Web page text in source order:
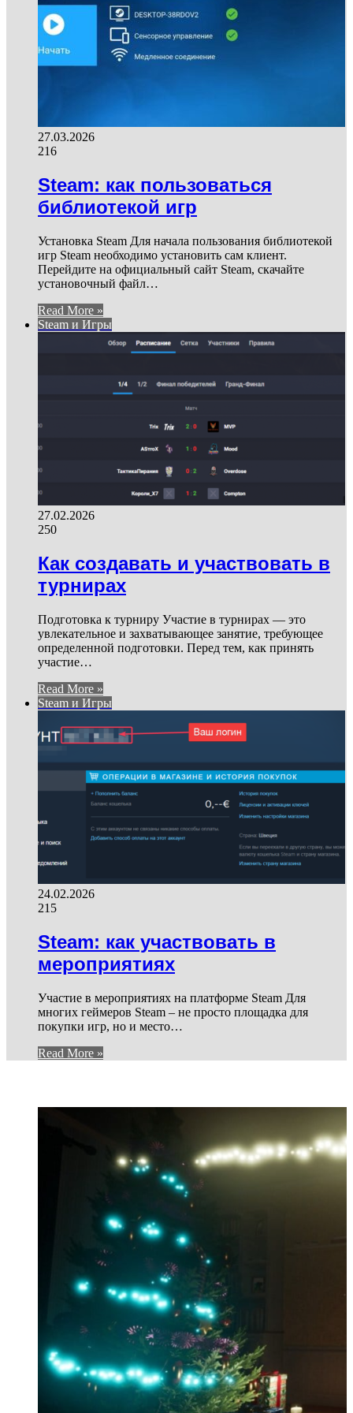
27.03.2026
216
Steam: как пользоваться
библиотекой игр
Установка Steam Для начала пользования библиотекой
игр Steam необходимо установить сам клиент.
Перейдите на официальный сайт Steam, скачайте
установочный файл…
Read More »
Steam и Игры
27.02.2026
250
Как создавать и участвовать в
турнирах
Подготовка к турниру Участие в турнирах — это
увлекательное и захватывающее занятие, требующее
определенной подготовки. Перед тем, как принять
участие…
Read More »
Steam и Игры
24.02.2026
215
Steam: как участвовать в
мероприятиях
Участие в мероприятиях на платформе Steam Для
многих геймеров Steam – не просто площадка для
покупки игр, но и место…
Read More »